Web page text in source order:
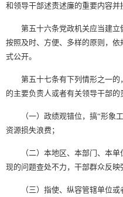
和领导干部述责述廉的重要内容并
第五十六条党政机关应当建立
按照及时、方便、多样的原则，
式公开。
第五十七条有下列情形之一的
的主要负责人或者有关领导干部的
（一）政绩观错位，搞“形象工
资源损失浪费；
（二）本地区、本部门、本单
现的问题查处不力，干部群众反映
（三）指使、纵容管辖单位或